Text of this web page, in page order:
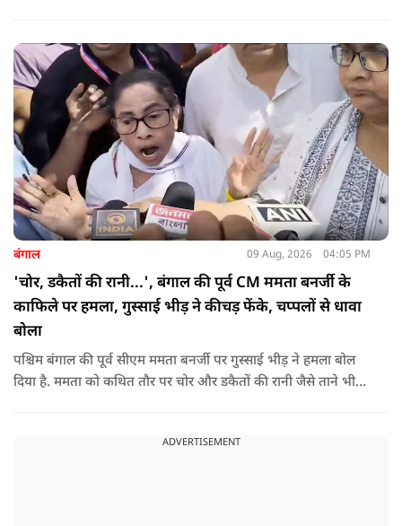
बंगाल 09 Aug, 2026 04:05 PM
'चोर, डकैतों की रानी...', बंगाल की पूर्व CM ममता बनर्जी के
काफिले पर हमला, गुस्साई भीड़ ने कीचड़ फेंके, चप्पलों से धावा
बोला
पश्चिम बंगाल की पूर्व सीएम ममता बनर्जी पर गुस्साई भीड़ ने हमला बोल
दिया है. ममता को कथित तौर पर चोर और डकैतों की रानी जैसे ताने भी
ADVERTISEMENT